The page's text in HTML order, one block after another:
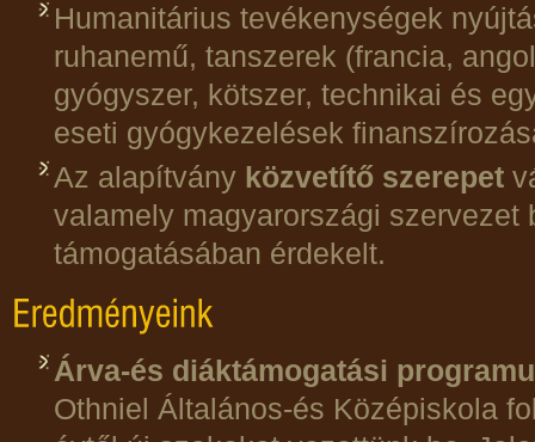
Humanitárius tevékenységek
ruhanemű, tanszerek (francia,
gyógyszer, kötszer, technikai és
eseti gyógykezelések
Az alapítvány közvetítő szerepet
valamely magyarországi szervezet
támogatásában érdekelt.
Árva-és diáktámogatási
Othniel Általános-és Középiskola